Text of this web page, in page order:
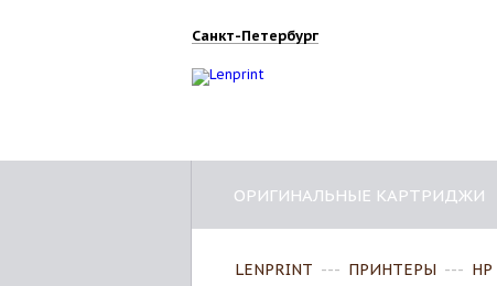
Санкт-Петербург
ОРИГИНАЛЬНЫЕ КАРТРИДЖИ
LENPRINT --- ПРИНТЕРЫ --- HP